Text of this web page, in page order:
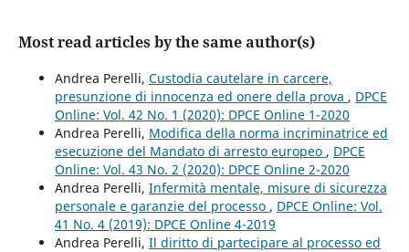
Most read articles by the same author(s)
Andrea Perelli, Custodia cautelare in carcere,
presunzione di innocenza ed onere della prova , DPCE
Online: Vol. 42 No. 1 (2020): DPCE Online 1-2020
Andrea Perelli, Modifica della norma incriminatrice ed
esecuzione del Mandato di arresto europeo , DPCE
Online: Vol. 43 No. 2 (2020): DPCE Online 2-2020
Andrea Perelli, Infermità mentale, misure di sicurezza
personale e garanzie del processo , DPCE Online: Vol.
41 No. 4 (2019): DPCE Online 4-2019
Andrea Perelli, Il diritto di partecipare al processo ed